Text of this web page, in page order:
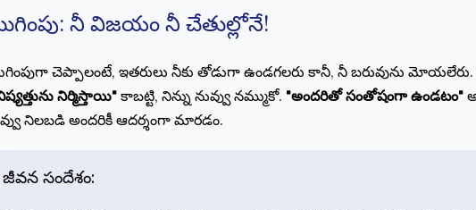
నీ విజయం నీ చేతుల్లోనే!
చెప్పాలంటే, ఇతరులు నీకు తోడుగా ఉండగలరు కానీ, నీ బరువును మోయలేరు.
నిర్మిస్తాయి" కాబట్టి, నిన్ను నువ్వు నమ్ముకో. "అందరితో సంతోషంగా ఉండటం"
నిలబడి అందరికీ ఆదర్శంగా మారడం.
జీవన సందేశం: